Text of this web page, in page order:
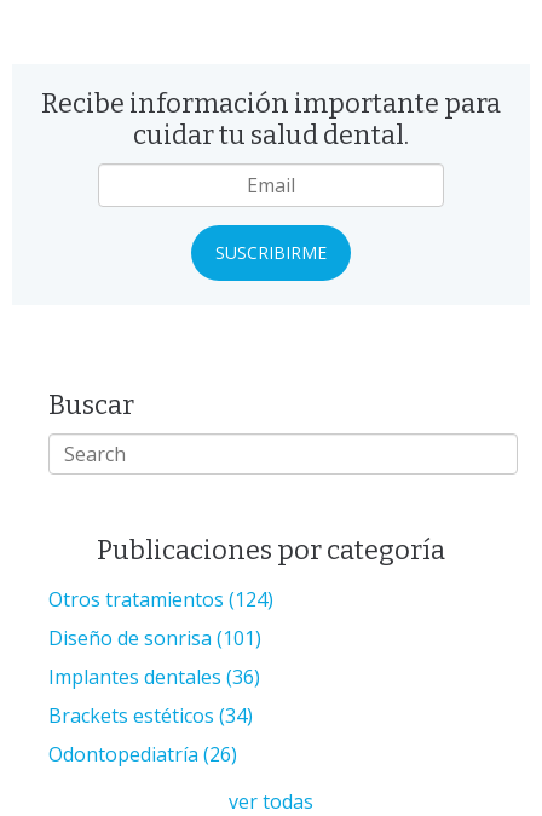
Recibe información importante para
cuidar tu salud dental.
Buscar
Publicaciones por categoría
Otros tratamientos (124)
Diseño de sonrisa (101)
Implantes dentales (36)
Brackets estéticos (34)
Odontopediatría (26)
ver todas